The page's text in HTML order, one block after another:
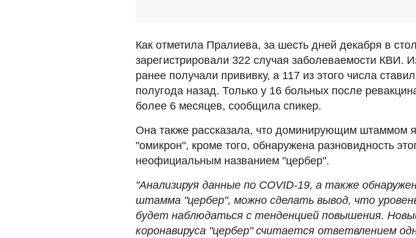
Как отметила Пралиева, за шесть дней декабря в
зарегистрировали 322 случая заболеваемости КВИ.
ранее получали прививку, а 117 из этого числа
полугода назад. Только у 16 больных после
более 6 месяцев, сообщила спикер.
Она также рассказала, что доминирующим штаммом
"омикрон", кроме того, обнаружена разновидность
неофициальным названием "цербер".
"Анализируя данные по CОVІD-19, а также
штамма "цербер", можно сделать вывод, что
будет наблюдаться с тенденцией повышения.
коронавируса "цербер" считается ответвлением